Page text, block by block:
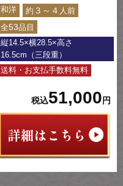
和洋 約 ３～４ 人前
全53品目
縦14.5×横28.5×高さ
16.5cm（三段重）
送料・お支払手数料無料
税込51,000 円